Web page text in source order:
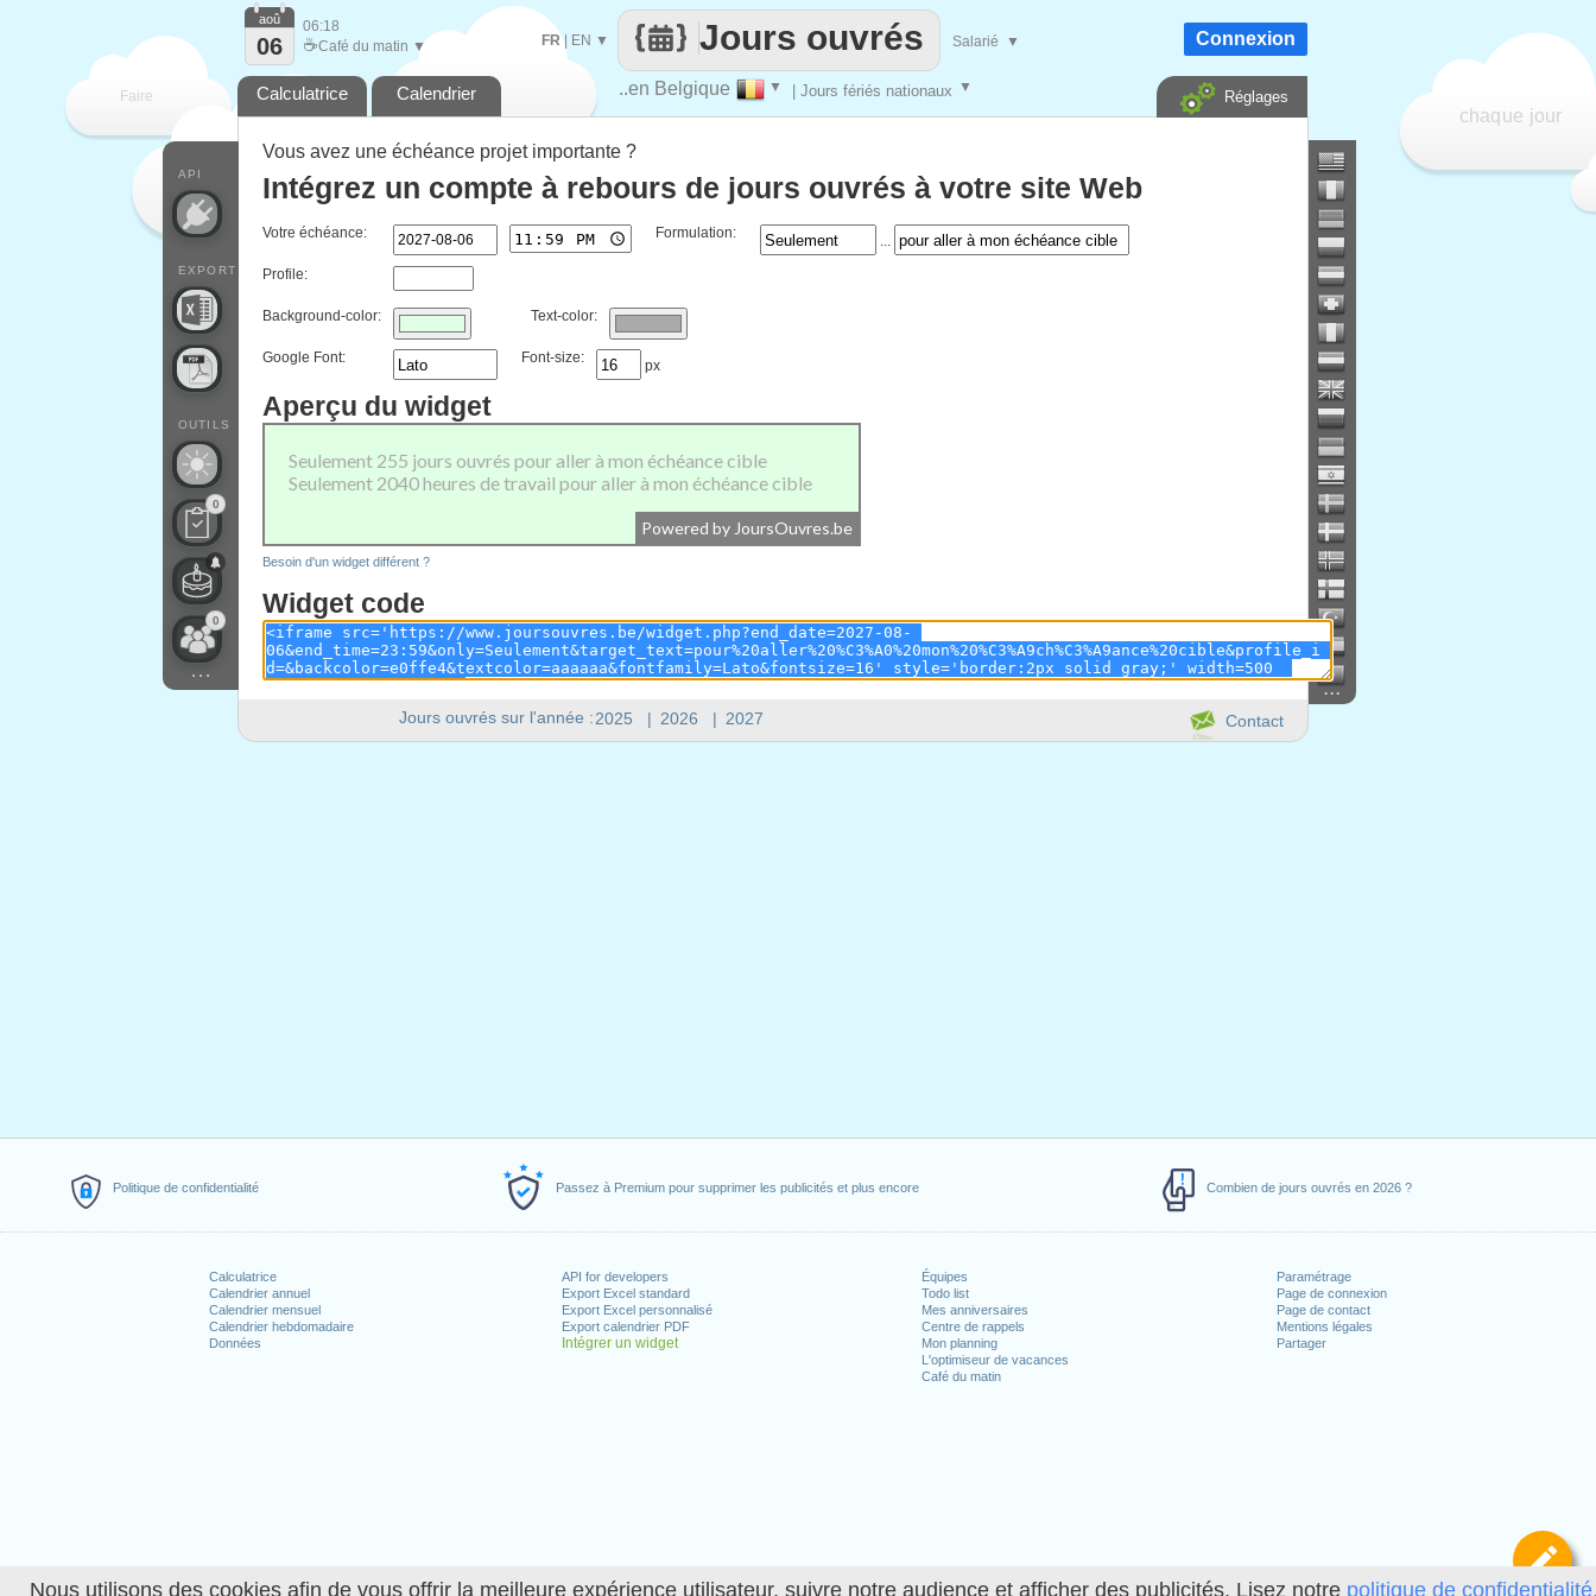
Nous utilisons des cookies afin de vous offrir la meilleure expérience utilisateur, suivre notre audience et afficher des publicités. Lisez notre politique de
Politique de confidentialité Passez à Premium pour supprimer les publicités et plus encore Combien de jours ouvrés en 2026 ?
Calculatrice
Calendrier annuel
Calendrier mensuel
Calendrier hebdomadaire
Données
API for developers
Export Excel standard
Export Excel personnalisé
Export calendrier PDF
Intégrer un widget
Équipes
Todo list
Mes anniversaires
Centre de rappels
Mon planning
L'optimiseur de vacances
Café du matin
Paramétrage
Page de connexion
Page de contact
Mentions légales
Partager
Faire
que
chaque jour
..en Belgique ▼ | Jours fériés nationaux ▼
Jours ouvrés
FR| EN ▼ Salarié ▼
API
EXPORT
OUTILS
0
0
...
aoû
06
06:18
☕Café du matin ▼ Connexion
Calculatrice Calendrier Réglages
Jours ouvrés sur l'année :2025 | 2026 | 2027
...
Contact
Vous avez une échéance projet importante ?
Intégrez un compte à rebours de jours ouvrés à votre site Web
Votre échéance: Formulation:
Profile:
Background-color: Text-color:
Google Font: Font-size: px
Aperçu du widget
Besoin d'un widget différent ?
Widget code